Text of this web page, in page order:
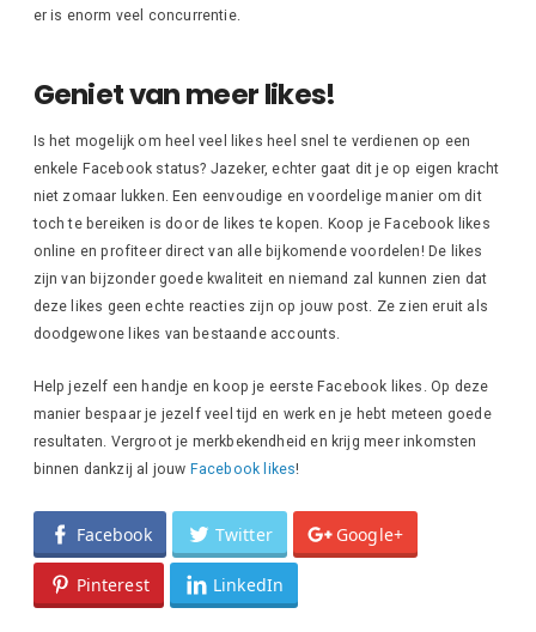
er is enorm veel concurrentie.
Geniet van meer likes!
Is het mogelijk om heel veel likes heel snel te verdienen op een
enkele Facebook status? Jazeker, echter gaat dit je op eigen kracht
niet zomaar lukken. Een eenvoudige en voordelige manier om dit
toch te bereiken is door de likes te kopen. Koop je Facebook likes
online en profiteer direct van alle bijkomende voordelen! De likes
zijn van bijzonder goede kwaliteit en niemand zal kunnen zien dat
deze likes geen echte reacties zijn op jouw post. Ze zien eruit als
doodgewone likes van bestaande accounts.
Help jezelf een handje en koop je eerste Facebook likes. Op deze
manier bespaar je jezelf veel tijd en werk en je hebt meteen goede
resultaten. Vergroot je merkbekendheid en krijg meer inkomsten
binnen dankzij al jouw Facebook likes!
Facebook Twitter Google+
Pinterest LinkedIn